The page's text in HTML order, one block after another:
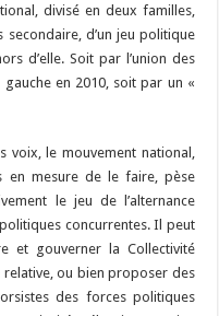
divisé en deux familles,
d’un jeu politique
d’elle. Soit par l’union des
en 2010, soit par un «
voix, le mouvement national,
en mesure de le faire, pèse
le jeu de l’alternance
concurrentes. Il peut
et gouverner la Collectivité
ou bien proposer des
des forces politiques